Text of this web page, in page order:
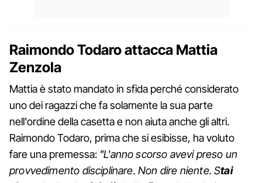
Raimondo Todaro attacca Mattia
Zenzola
Mattia è stato mandato in sfida perché considerato
uno dei ragazzi che fa solamente la sua parte
nell'ordine della casetta e non aiuta anche gli altri.
Raimondo Todaro, prima che si esibisse, ha voluto
fare una premessa: "L'anno scorso avevi preso un
provvedimento disciplinare. Non dire niente. Stai